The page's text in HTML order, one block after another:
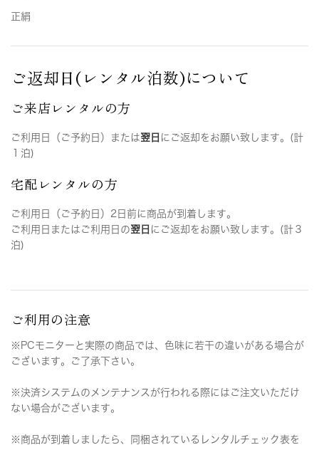
正絹
ご返却日(レンタル泊数)について
ご来店レンタルの方
ご利用日（ご予約日）または翌日 にご返却をお願い致します。(計
１泊)
宅配レンタルの方
ご利用日（ご予約日）2日前に商品が到着します。
ご利用日またはご利用日の翌日 にご返却をお願い致します。(計３
泊)
ご利用の注意
※PCモニターと実際の商品では、色味に若干の違いがある場合が
ございます。ご了承下さい。
※決済システムのメンテナンスが行われる際にはご注文いただけ
ない場合がございます。
※商品が到着しましたら、同梱されているレンタルチェック表を